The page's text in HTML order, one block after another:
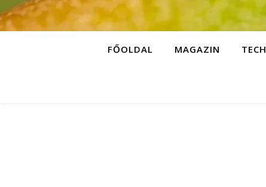
FŐOLDAL MAGAZIN TECH